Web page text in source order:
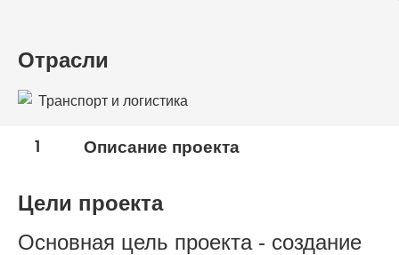
Отрасли
Транспорт и логистика
1 Описание проекта
Цели проекта
Основная цель проекта - создание